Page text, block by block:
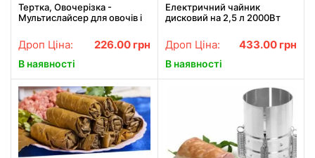
Тертка, Овочерізка -
Мультислайсер для овочів і
Дроп Ціна: 226.00 грн
В наявності
Електричний чайник
дисковий на 2,5 л 2000Вт
підтримкою теплового
режиму
Дроп Ціна: 433.00 грн
В наявності